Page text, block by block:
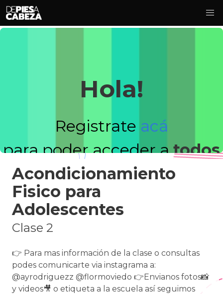
Hola!
Registrate acá
para poder acceder atodos
los videos!
Acondicionamiento
Fisico para
Adolescentes
Clase 2
👉 Para mas información de la clase o consultas
podes comunicarte via instagrama a:
@ayrodriguezz @flormoviedo 👉Envianos fotos📸
y videos🎥 o etiqueta a la escuela así seguimos